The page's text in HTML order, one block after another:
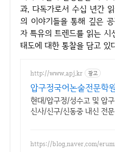
과, 다독가로서 수십 년간
의 이야기들을 통해 깊은
자 특유의 트렌드를 읽는 시
태도에 대한 통찰을 담고 있
http://www.apj.kr 광고
압구정국어논술전문학
현대/압구정/성수고 및 압
신사/신구/신동중 내신 전
https://blog.naver.com/